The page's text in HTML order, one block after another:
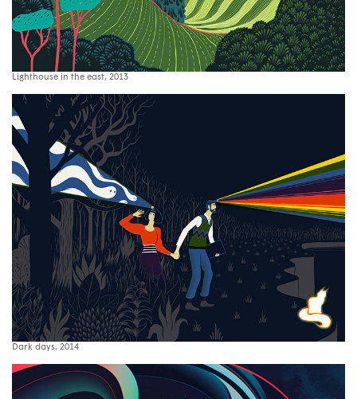
Lighthouse in the east, 2013
Dark days, 2014